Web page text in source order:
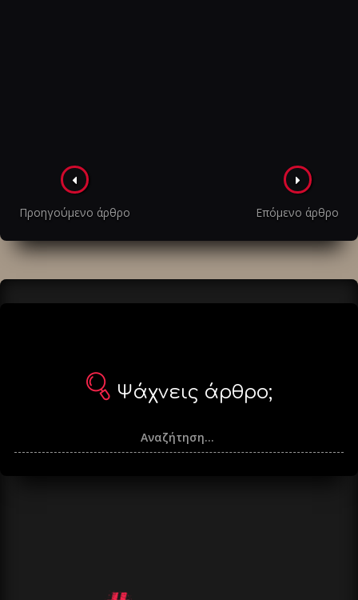
Πλοήγηση
στα
άρθρα
Προηγούμενο άρθρο Επόμενο άρθρο
Ψάχνεις άρθρο;